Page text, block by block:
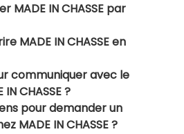
IN CHASSE par
MADE IN CHASSE en
communiquer avec le
CHASSE ?
pour demander un
MADE IN CHASSE ?